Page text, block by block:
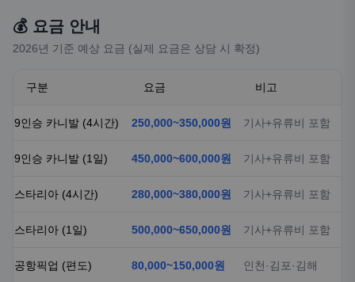
💰 요금 안내
2026년 기준 예상 요금 (실제 요금은 상담 시 확정)
구분 요금 비고
9인승 카니발 (4시간) 250,000~350,000원 기사+유류비 포함
9인승 카니발 (1일) 450,000~600,000원 기사+유류비 포함
스타리아 (4시간) 280,000~380,000원 기사+유류비 포함
스타리아 (1일) 500,000~650,000원 기사+유류비 포함
공항픽업 (편도) 80,000~150,000원 인천·김포·김해